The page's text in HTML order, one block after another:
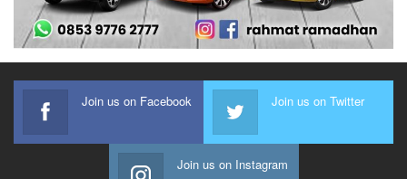
Join us on Facebook Join us on Twitter
Join us on Instagram